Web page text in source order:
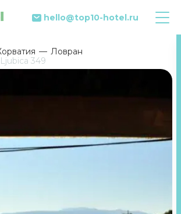
hello@top10-hotel.ru
Ловран
349